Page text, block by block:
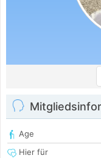
Age
Hier für